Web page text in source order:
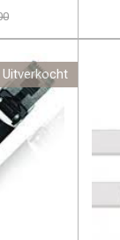
Uitverkocht